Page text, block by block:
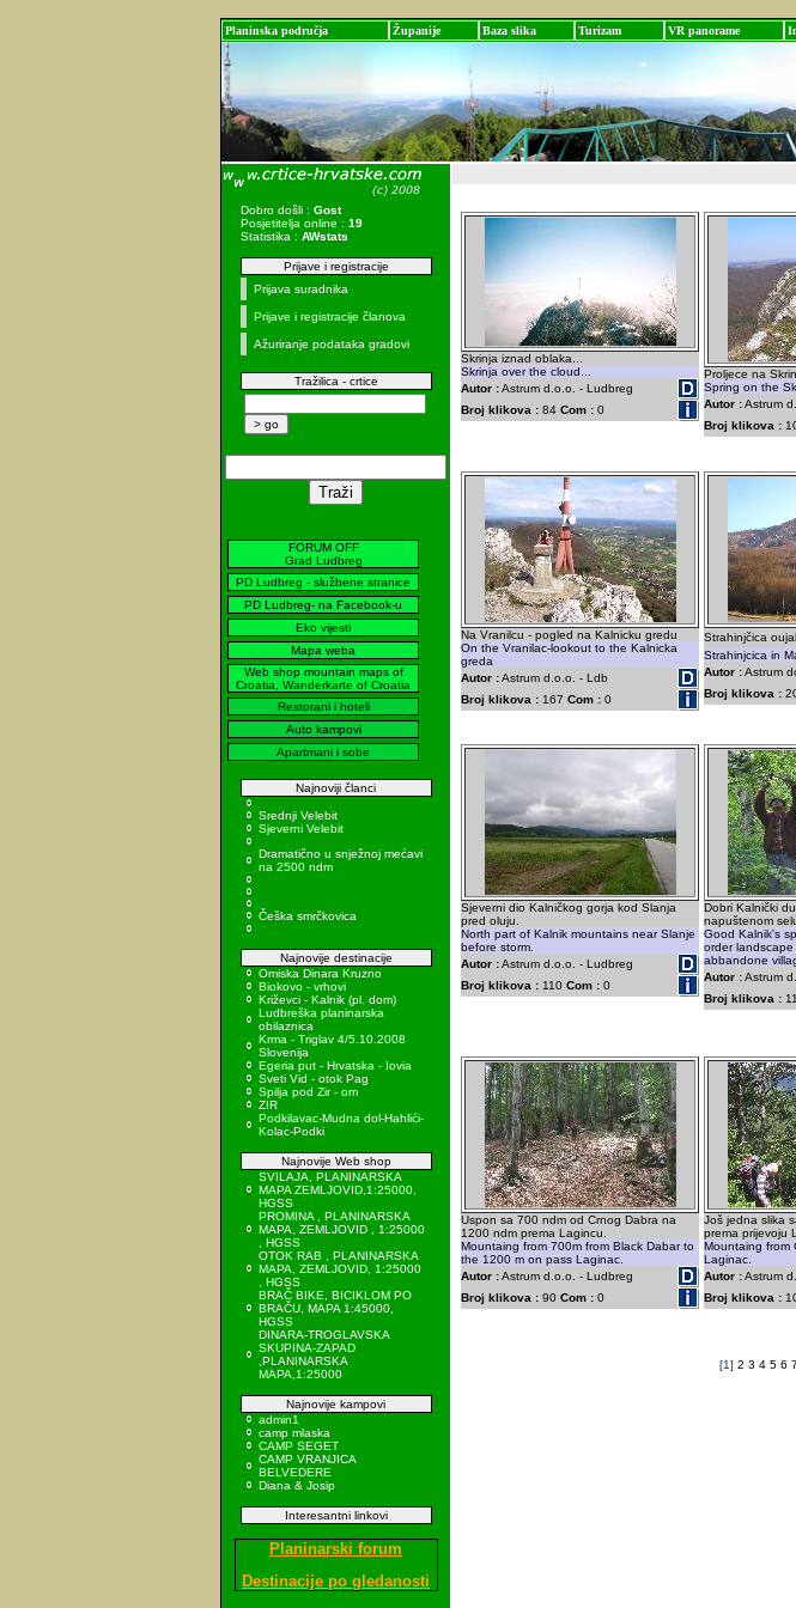
Planinska područja Županije Baza slika Turizam VR panorame
Dobro došli : Gost
Posjetitelja online : 19
Statistika : AWstats
Prijave i registracije
Prijava suradnika
Prijave i registracije članova
Ažuriranje podataka gradovi
Tražilica - crtice
FORUM OFF
Grad Ludbreg
PD Ludbreg - službene stranice
PD Ludbreg- na Facebook-u
Eko vijesti
Mapa weba
Web shop mountain maps of
Croatia, Wanderkarte of Croatia
Restorani i hoteli
Auto kampovi
Apartmani i sobe
Najnoviji članci
Srednji Velebit
Sjeverni Velebit
Dramatično u snježnoj mećavi
na 2500 ndm
Češka smrčkovica
Najnovije destinacije
Omiska Dinara Kruzno
Biokovo - vrhovi
Križevci - Kalnik (pl. dom)
Ludbreška planinarska
obilaznica
Krma - Triglav 4/5.10.2008
Slovenija
Egeria put - Hrvatska - Iovia
Sveti Vid - otok Pag
Spilja pod Zir - om
ZIR
Podkilavac-Mudna dol-Hahlići-
Kolac-Podki
Najnovije Web shop
SVILAJA, PLANINARSKA
MAPA ZEMLJOVID,1:25000,
HGSS
PROMINA , PLANINARSKA
MAPA, ZEMLJOVID , 1:25000
, HGSS
OTOK RAB , PLANINARSKA
MAPA, ZEMLJOVID, 1:25000
, HGSS
BRAČ BIKE, BICIKLOM PO
BRAČU, MAPA 1:45000,
HGSS
DINARA-TROGLAVSKA
SKUPINA-ZAPAD
,PLANINARSKA
MAPA,1:25000
Najnovije kampovi
admin1
camp mlaska
CAMP SEGET
CAMP VRANJICA
BELVEDERE
Diana & Josip
Interesantni linkovi
Planinarski forum
Destinacije po gledanosti
Skrinja iznad oblaka...
Skrinja over the cloud...
Autor :Astrum d.o.o. - Ludbreg
Broj klikova : 84 Com : 0
Proljece na
Spring on the
Autor :Astrum
Broj klikova :
Na Vranilcu - pogled na Kalnicku gredu
On the Vranilac-lookout to the Kalnicka
greda
Autor :Astrum d.o.o. - Ldb
Broj klikova : 167 Com : 0
Strahinjčica
Strahinjcica in
Autor :Astrum
Broj klikova :
Sjeverni dio Kalničkog gorja kod Slanja
pred oluju.
North part of Kalnik mountains near Slanje
before storm.
Autor :Astrum d.o.o. - Ludbreg
Broj klikova : 110 Com : 0
Dobri Kalnički
napuštenom
Good Kalnik's
order
abbandone
Autor :Astrum
Broj klikova :
Uspon sa 700 ndm od Crnog Dabra na
1200 ndm prema Lagincu.
Mountaing from 700m from Black Dabar to
the 1200 m on pass Laginac.
Autor :Astrum d.o.o. - Ludbreg
Broj klikova : 90 Com : 0
Još jedna slika
prema prijevoju
Mountaing from
Laginac.
Autor :Astrum
Broj klikova :
[1] 2 3 4 5 6 7